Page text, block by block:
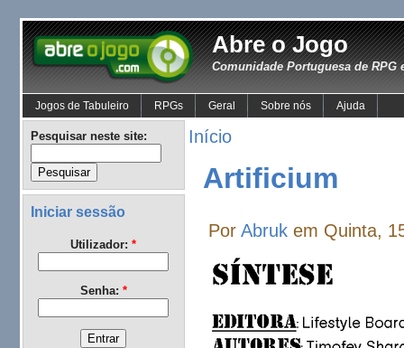
Abre o Jogo
Comunidade Portuguesa de RPG
Jogos de Tabuleiro RPGs Geral Sobre nós Ajuda
Pesquisar neste site:
Iniciar sessão
Utilizador: *
Senha: *
Início
Artificium
PorAbruk em Quinta,